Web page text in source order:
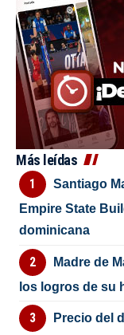
Más leídas
Santiago
Empire State
dominicana
Madre de
los logros de su
Precio del